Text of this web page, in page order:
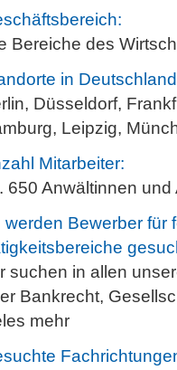
Bereiche des
in
Düsseldorf,
Leipzig,
Mitarbeiter:
650 Anwältinnen und
werden Bewerber für
suchen in allen
Bankrecht,
mehr